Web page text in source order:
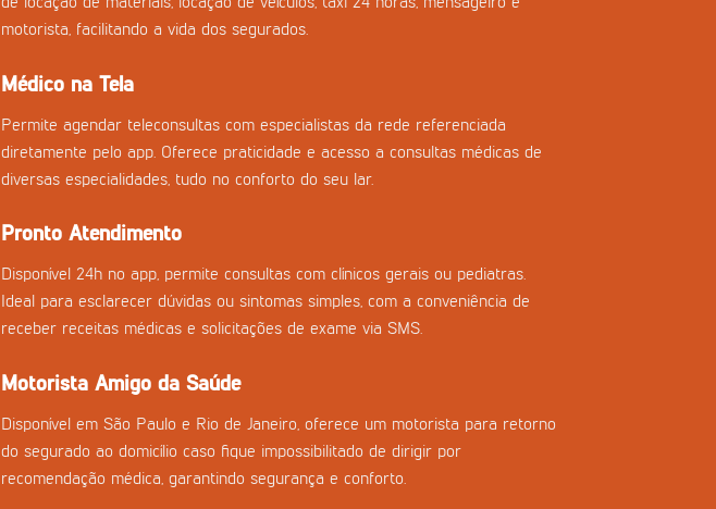
motorista, facilitando a vida dos segurados.
Médico na Tela
Permite agendar teleconsultas com especialistas da rede referenciada
diretamente pelo app. Oferece praticidade e acesso a consultas médicas de
diversas especialidades, tudo no conforto do seu lar.
Pronto Atendimento
Disponível 24h no app, permite consultas com clínicos gerais ou pediatras.
Ideal para esclarecer dúvidas ou sintomas simples, com a conveniência de
receber receitas médicas e solicitações de exame via SMS.
Motorista Amigo da Saúde
Disponível em São Paulo e Rio de Janeiro, oferece um motorista para retorno
do segurado ao domicílio caso fique impossibilitado de dirigir por
recomendação médica, garantindo segurança e conforto.